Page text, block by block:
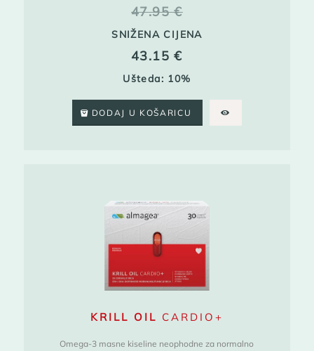
47.95€
SNIŽENA CIJENA
43.15€
Ušteda: 10%
DODAJ U KOŠARICU
KRILL OIL CARDIO+
Omega-3 masne kiseline neophodne za normalno